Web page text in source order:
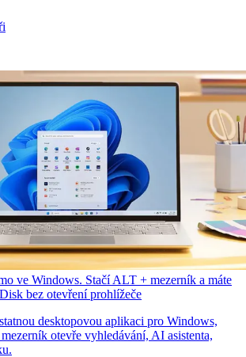
ve Windows. Stačí ALT + mezerník a máte
bez otevření prohlížeče
desktopovou aplikaci pro Windows,
otevře vyhledávání, AI asistenta,